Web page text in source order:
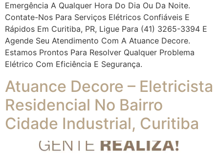
Emergência A Qualquer Hora Do Dia Ou Da Noite.
Contate-Nos Para Serviços Elétricos Confiáveis E
Rápidos Em Curitiba, PR, Ligue Para (41) 3265-3394 E
Agende Seu Atendimento Com A Atuance Decore.
Estamos Prontos Para Resolver Qualquer Problema
Elétrico Com Eficiência E Segurança.
Atuance Decore – Eletricista
Residencial No Bairro
Cidade Industrial, Curitiba